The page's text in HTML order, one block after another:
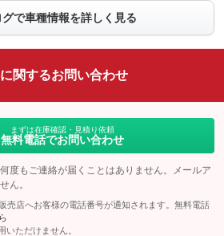
フロントカメラ
：装備なし
：装備なし
ルーフレール
：装備なし
：装備なし
グで車種情報を詳しく見る
関するお問い合わせ
まずは在庫確認・見積り依頼
無料電話でお問い合わせ
度もご連絡が届くことはありません。メールア
ん。
売店へお客様の電話番号が通知されます。無料電話
いただけません。